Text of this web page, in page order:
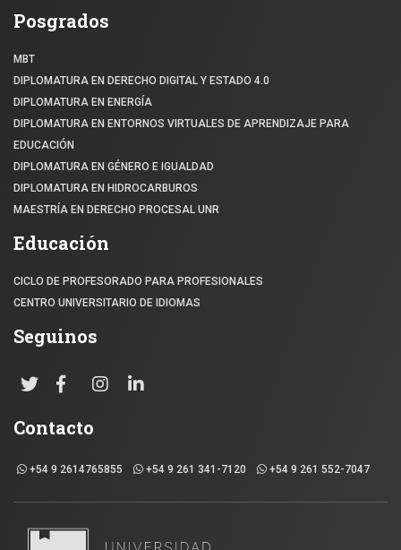
Posgrados
MBT
DIPLOMATURA EN DERECHO DIGITAL Y ESTADO 4.0
DIPLOMATURA EN ENERGÍA
DIPLOMATURA EN ENTORNOS VIRTUALES DE APRENDIZAJE PARA
EDUCACIÓN
DIPLOMATURA EN GÉNERO E IGUALDAD
DIPLOMATURA EN HIDROCARBUROS
MAESTRÍA EN DERECHO PROCESAL UNR
Educación
CICLO DE PROFESORADO PARA PROFESIONALES
CENTRO UNIVERSITARIO DE IDIOMAS
Seguinos
Contacto
+54 9 2614765855 +54 9 261 341-7120 +54 9 261 552-7047